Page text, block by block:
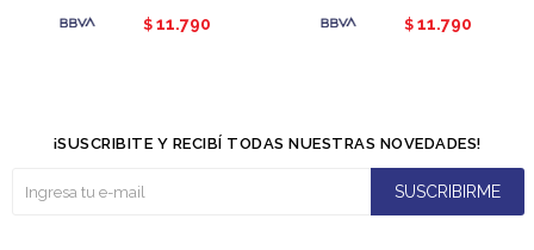
$ 11.790 $ 11.790
¡SUSCRIBITE Y RECIBÍ TODAS NUESTRAS NOVEDADES!
SUSCRIBIRME